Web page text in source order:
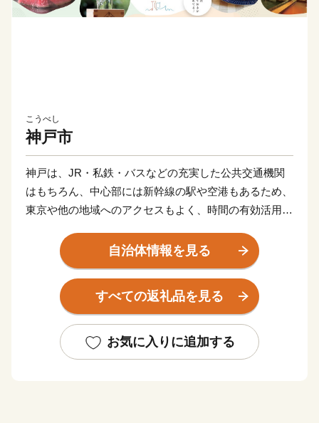
こうべし
神戸市
神戸は、JR・私鉄・バスなどの充実した公共交通機関
はもちろん、中心部には新幹線の駅や空港もあるため、
東京や他の地域へのアクセスもよく、時間の有効活用に
しかし、これだけではありません。神戸の魅力は、何よ
り、都会と自然が近いということ。海と山に囲まれ、心
地よい風が吹く。
が広がっています。
さらに、住んでいる人や訪れる人が盛んに交流する街で
自治体情報を見る
すべての返礼品を見る
お気に入りに追加する